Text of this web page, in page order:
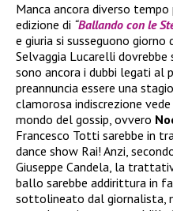
Manca ancora diverso
edizione di “Ballando con le
e giuria si susseguono
Selvaggia Lucarelli dovrebbe
sono ancora i dubbi legati al
preannuncia essere una
clamorosa indiscrezione
mondo del gossip, ovvero
Francesco Totti sarebbe in
dance show Rai! Anzi,
Giuseppe Candela, la
ballo sarebbe addirittura in
sottolineato dal giornalista,